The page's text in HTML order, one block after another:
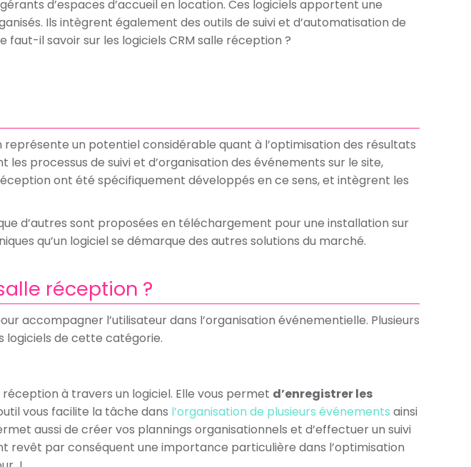
d’espaces d’accueil en location. Ces logiciels apportent une
Ils intègrent également des outils de suivi et d’automatisation de
il savoir sur les logiciels CRM salle réception ?
représente un potentiel considérable quant à l’optimisation des résultats
processus de suivi et d’organisation des événements sur le site,
ont été spécifiquement développés en ce sens, et intègrent les
d’autres sont proposées en téléchargement pour une installation sur
qu’un logiciel se démarque des autres solutions du marché.
réception ?
accompagner l’utilisateur dans l’organisation événementielle. Plusieurs
logiciels de cette catégorie.
à travers un logiciel. Elle vous permet d’enregistrer les
vous facilite la tâche dans l’organisation de plusieurs événements ainsi
aussi de créer vos plannings organisationnels et d’effectuer un suivi
revêt par conséquent une importance particulière dans l’optimisation